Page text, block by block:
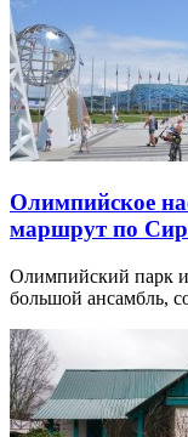
Олимпийское
маршрут по
Олимпийский парк
большой ансамбль,